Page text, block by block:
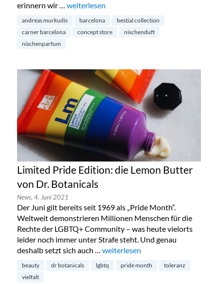
erinnern wir … „Carner Barcelona lanciert neue Kollektion
weiterlesen
andreas murkudis barcelona
bestial collection
carner barcelona
concept store
nischenduft
nischenparfum
Limited Pride Edition: die Lemon Butter
von Dr. Botanicals
News, 4. Juni 2021
Der Juni gilt bereits seit 1969 als „Pride Month“.
Weltweit demonstrieren Millionen Menschen für die
Rechte der LGBTQ+ Community – was heute vielorts
leider noch immer unter Strafe steht. Und genau
deshalb setzt sich auch … „Limited Pride Edition: die Lemon
weiterlesen
beauty dr botanicals lgbtq pride month
toleranz
vielfalt